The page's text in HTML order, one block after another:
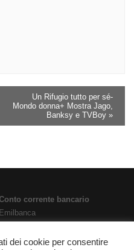
Un Rifugio tutto per sé-
Mondo donna+ Mostra Jago,
Banksy e TVBoy »
corrente bancario
Emilbanca
dei cookie per consentire